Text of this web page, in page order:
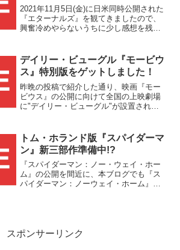
2021年11月5日(金)に日米同時公開された
『エターナルズ』を観てきましたので、
興奮冷めやらないうちに少し感想を残し
(MCU) Phase4 1作目の『ブラック・ウィ
ドウ』、2作目の『シャン・チー/テン・
リングスの伝説』に続く3作目として公開
されました。
デイリー・ビューグル『モービウ
ス』特別版をゲットしました！
昨晩の投稿で紹介した通り、映画『モー
ビウス』の公開に向けて全国の上映劇場
に"デイリー・ビューグル"が設置された
ロゴまでマジマジと見ることが出来て面
白いですね。スパイダーマンに登場する
デイリー・ビューグルが手に入るとい
う、ファンには嬉しい特別版フライヤー
となっています。
トム・ホランド版『スパイダーマ
ン』新三部作準備中!?
『スパイダーマン：ノー・ウェイ・ホー
ム』の公開を間近に、本ブログでも『ス
パイダーマン：ノーウェイ・ホーム』予
編"であり、彼の物語がまだまだ続くこと
が明らかとなったようです。
スポンサーリンク